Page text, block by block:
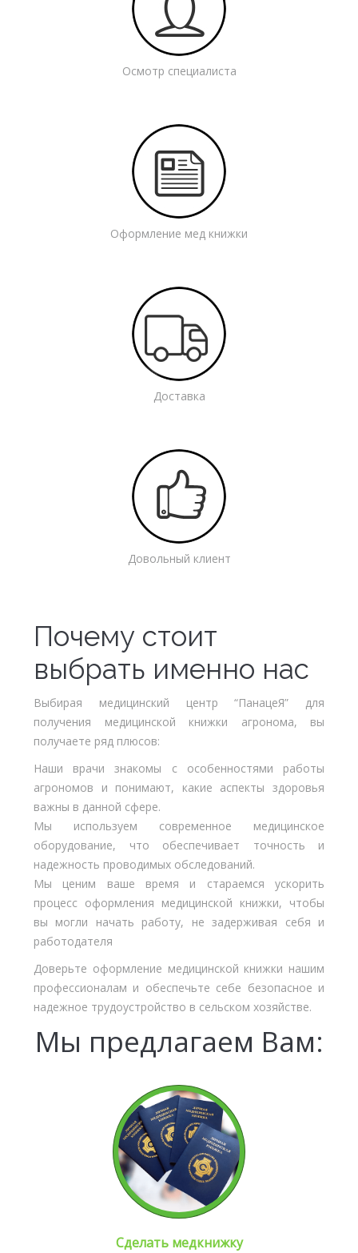
Осмотр специалиста
Оформление мед книжки
Доставка
Довольный клиент
Почему стоит
выбрать именно нас
Выбирая медицинский центр “ПанацеЯ” для
получения медицинской книжки агронома, вы
получаете ряд плюсов:
Наши врачи знакомы с особенностями работы
агрономов и понимают, какие аспекты здоровья
важны в данной сфере.
Мы используем современное медицинское
оборудование, что обеспечивает точность и
надежность проводимых обследований.
Мы ценим ваше время и стараемся ускорить
процесс оформления медицинской книжки, чтобы
вы могли начать работу, не задерживая себя и
работодателя
Доверьте оформление медицинской книжки нашим
профессионалам и обеспечьте себе безопасное и
надежное трудоустройство в сельском хозяйстве.
Мы предлагаем Вам:
Сделать медкнижку